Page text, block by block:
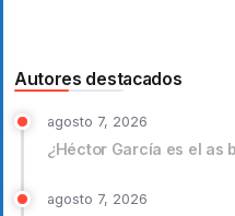
Autores destacados
agosto 7, 2026
¿Héctor García es el as
agosto 7, 2026